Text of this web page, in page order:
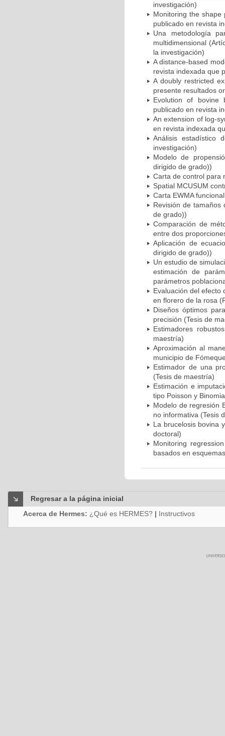
investigación)
Monitoring the
publicado en revista
Una metodología
multidimensional
la investigación)
A distance-based
revista indexada que
A doubly restricted
presente resultados
Evolution of bovine
publicado en revista
An extension of log-
en revista indexada
Análisis estadístico
investigación)
Modelo de
dirigido de grado))
Carta de control para
Spatial MCUSUM
Carta EWMA
Revisión de tamaños
de grado))
Comparación de
entre dos
Aplicación de
dirigido de grado))
Un estudio de
estimación de
parámetros
Evaluación del efecto
en florero de la rosa
Diseños óptimos
precisión (Tesis de
Estimadores
maestría)
Aproximación al
municipio de
Estimador de una
(Tesis de maestría)
Estimación e
tipo Poisson y
Modelo de regresión
no informativa (Tesis
La brucelosis bovina
doctoral)
Monitoring
basados en
Regresar a la página inicial
Acerca de Hermes: ¿Qué es HERMES? | Instructivos